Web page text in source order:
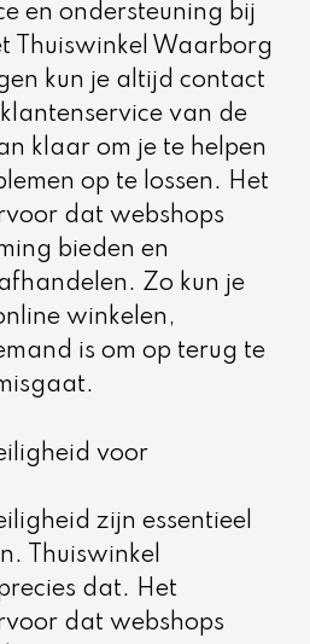
en ondersteuning bij
Thuiswinkel Waarborg
kun je altijd contact
van de
klaar om je te helpen
op te lossen. Het
dat webshops
bieden en
Zo kun je
winkelen,
is om op terug te
voor
zijn essentieel
Thuiswinkel
dat. Het
dat webshops